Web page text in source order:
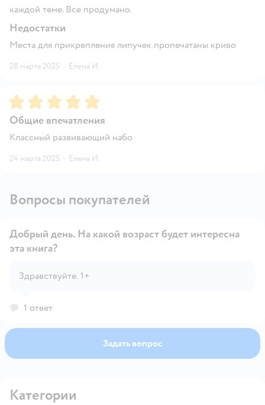
каждой теме. Все продумано.
Недостатки
Места для прикрепления липучек пропечатаны криво
28 марта 2025 · Елена И.
Рейтинг:5
Общие впечатления
Классный развивающий набо
24 марта 2025 · Елена И.
Вопросы покупателей
Добрый день. На какой возраст будет интересна
эта книга?
Здравствуйте. 1+
1 ответ
Задать вопрос
Категории